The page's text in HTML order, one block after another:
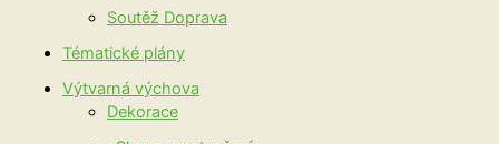
Soutěž Doprava
Tématické plány
Výtvarná výchova
Dekorace